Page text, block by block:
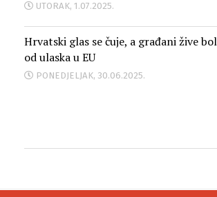
UTORAK, 1.07.2025.
Hrvatski glas se čuje, a građani žive
od ulaska u EU
PONEDJELJAK, 30.06.2025.